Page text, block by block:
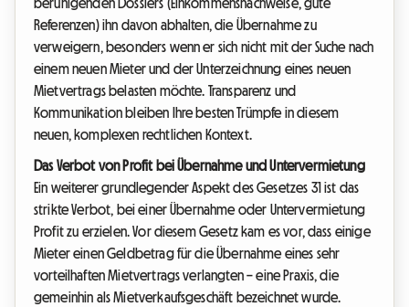
beruhigenden Dossiers (Einkommensnachweise, gute
Referenzen) ihn davon abhalten, die Übernahme zu
verweigern, besonders wenn er sich nicht mit der Suche nach
einem neuen Mieter und der Unterzeichnung eines neuen
Mietvertrags belasten möchte. Transparenz und
Kommunikation bleiben Ihre besten Trümpfe in diesem
neuen, komplexen rechtlichen Kontext.
Das Verbot von Profit bei Übernahme und Untervermietung
Ein weiterer grundlegender Aspekt des Gesetzes 31 ist das
strikte Verbot, bei einer Übernahme oder Untervermietung
Profit zu erzielen. Vor diesem Gesetz kam es vor, dass einige
Mieter einen Geldbetrag für die Übernahme eines sehr
vorteilhaften Mietvertrags verlangten – eine Praxis, die
gemeinhin als Mietverkaufsgeschäft bezeichnet wurde.